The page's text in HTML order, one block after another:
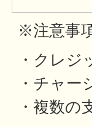
※注意事
・クレ
・チャー
・複数の